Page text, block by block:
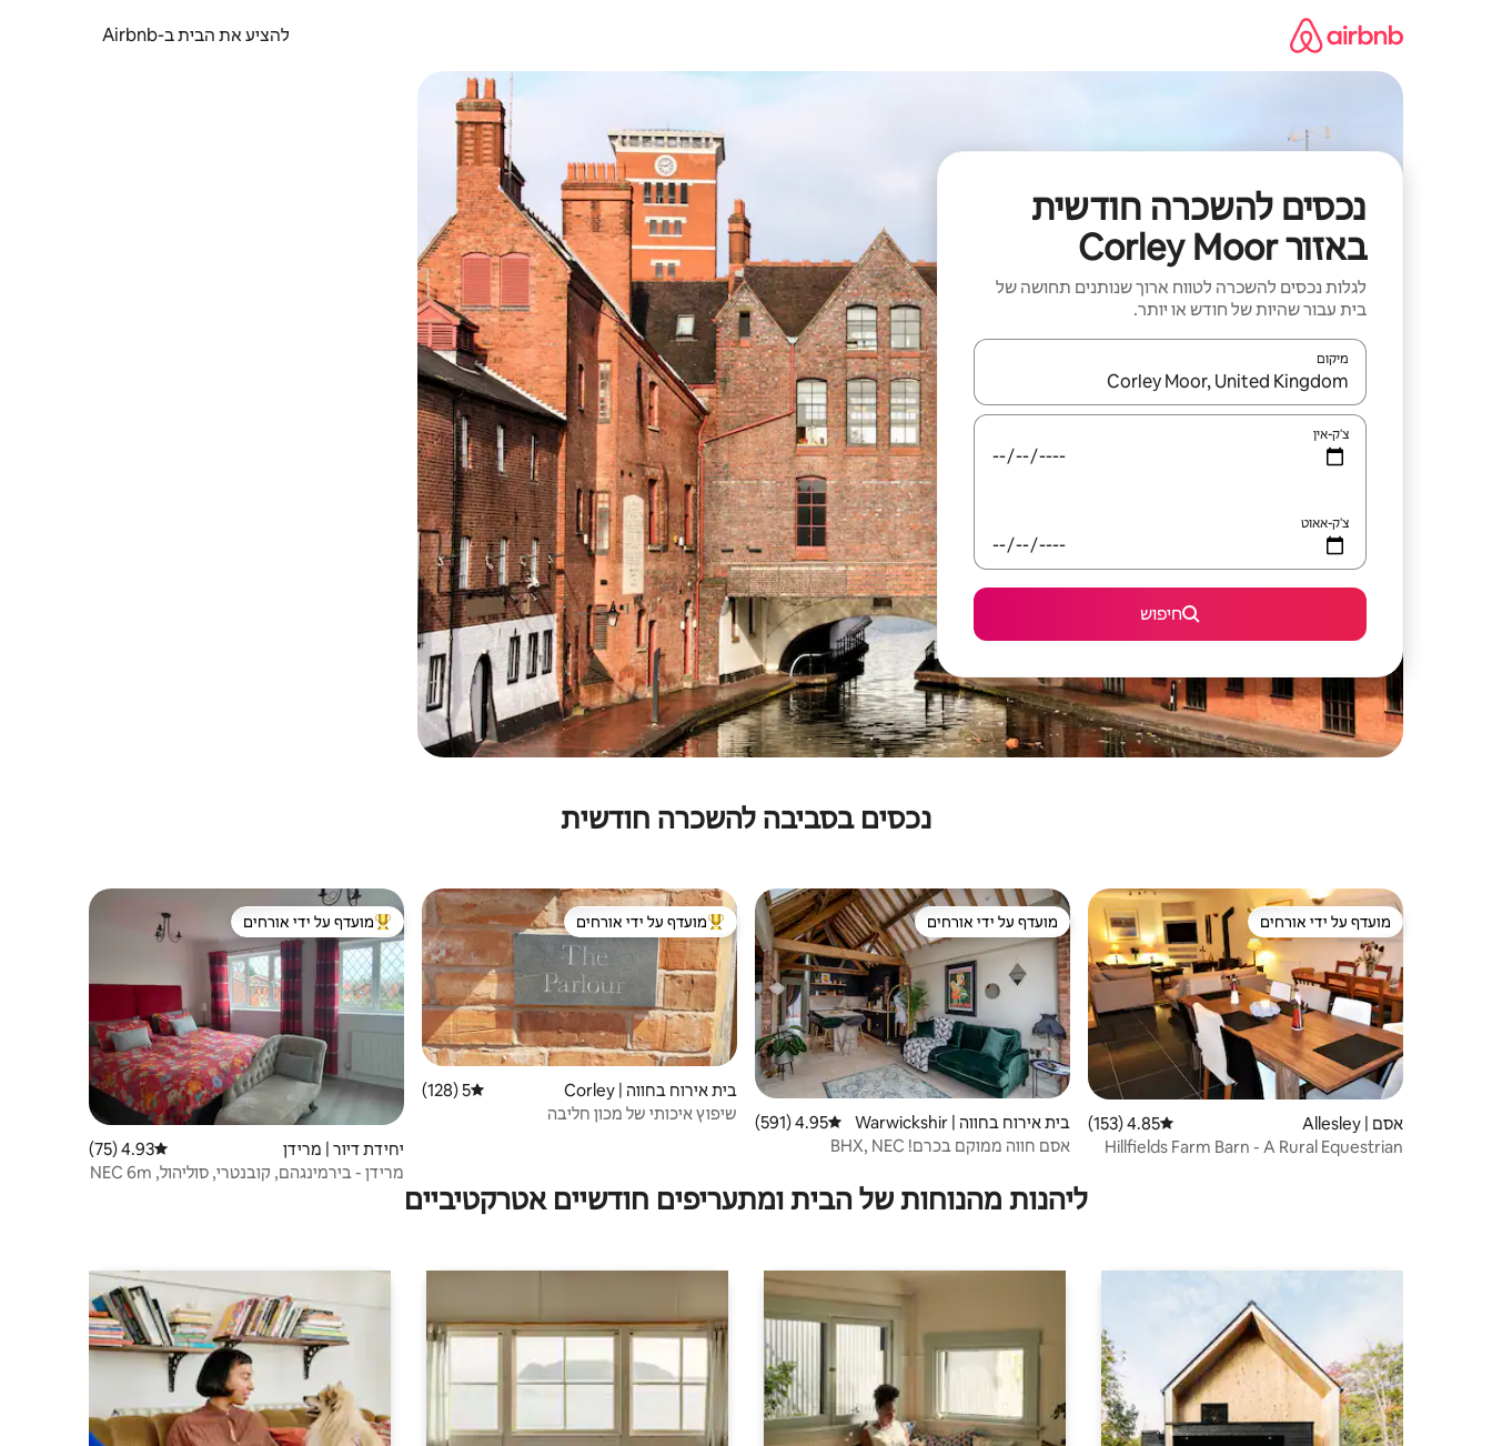
להציע את הבית ב-Airbnb
נכסים להשכרה חודשית
באזור Corley Moor
לגלות נכסים להשכרה לטווח ארוך שנותנים תחושה של
בית עבור שהיות של חודש או יותר.
מיקום
כאשר התוצאות יהיו זמינות, יש לנווט עם מקשי החיצים למעלה ולמטה או לעיין בעזרת תנועות מגע או החלקה.
צ'ק-אין
צ'ק-אאוט
חיפוש
נכסים בסביבה להשכרה חודשית
מועדף על ידי אורחים
מועדף על ידי אורחים
אסם | Allesley דירוג ממוצע של 4.85 מתוך 5, 153 ביקורות
4.85 (153)
Hillfields Farm Barn - A Rural Equestrian
מועדף על ידי אורחים
מועדף על ידי אורחים
בית אירוח בחווה | Warwickshir
e
דירוג ממוצע של 4.95 מתוך 5, 591 ביקורות
4.95 (591)
אסם חווה ממוקם בכרם! BHX, NEC
מוביל בקרב נכסים מועדפים על ידי אורחים
מועדף על ידי אורחים
בית אירוח בחווה | Corley דירוג ממוצע של 5 מתוך 5, 128 ביקורות
5 (128)
שיפוץ איכותי של מכון חליבה
מוביל בקרב נכסים מועדפים על ידי אורחים
מועדף על ידי אורחים
יחידת דיור | מרידן דירוג ממוצע של 4.93 מתוך 5, 75 ביקורות
4.93 (75)
מרידן - בירמינגהם, קובנטרי, סוליהול, NEC 6m
ליהנות מהנוחות של הבית ומתעריפים חודשיים אטרקטיביים